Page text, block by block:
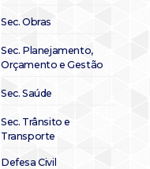
Sec. Obras
Sec. Planejamento,
Orçamento e Gestão
Sec. Saúde
Sec. Trânsito e
Transporte
Defesa Civil